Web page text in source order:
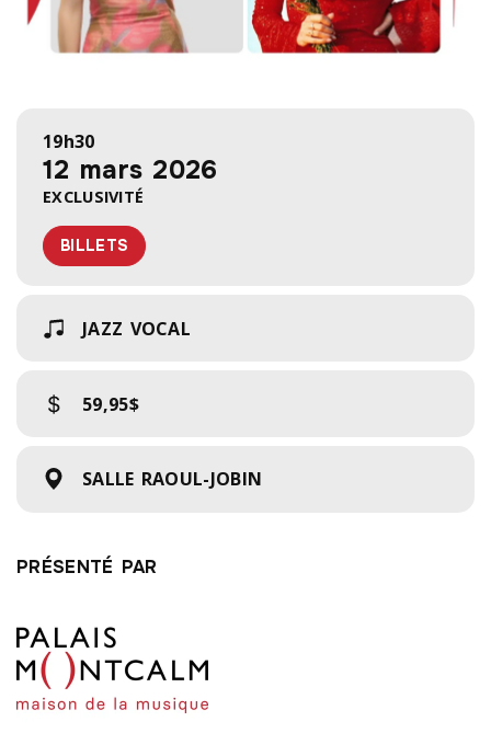
19h30
12 mars 2026
EXCLUSIVITÉ
BILLETS
JAZZ VOCAL
59,95$
SALLE RAOUL-JOBIN
PRÉSENTÉ PAR